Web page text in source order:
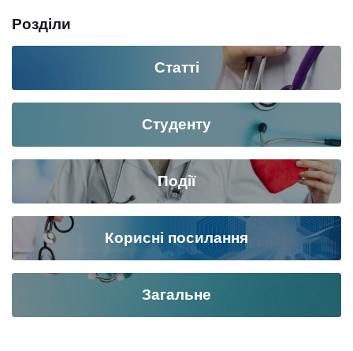
Роздiли
Статті
Студенту
Події
Корисні посилання
Загальне